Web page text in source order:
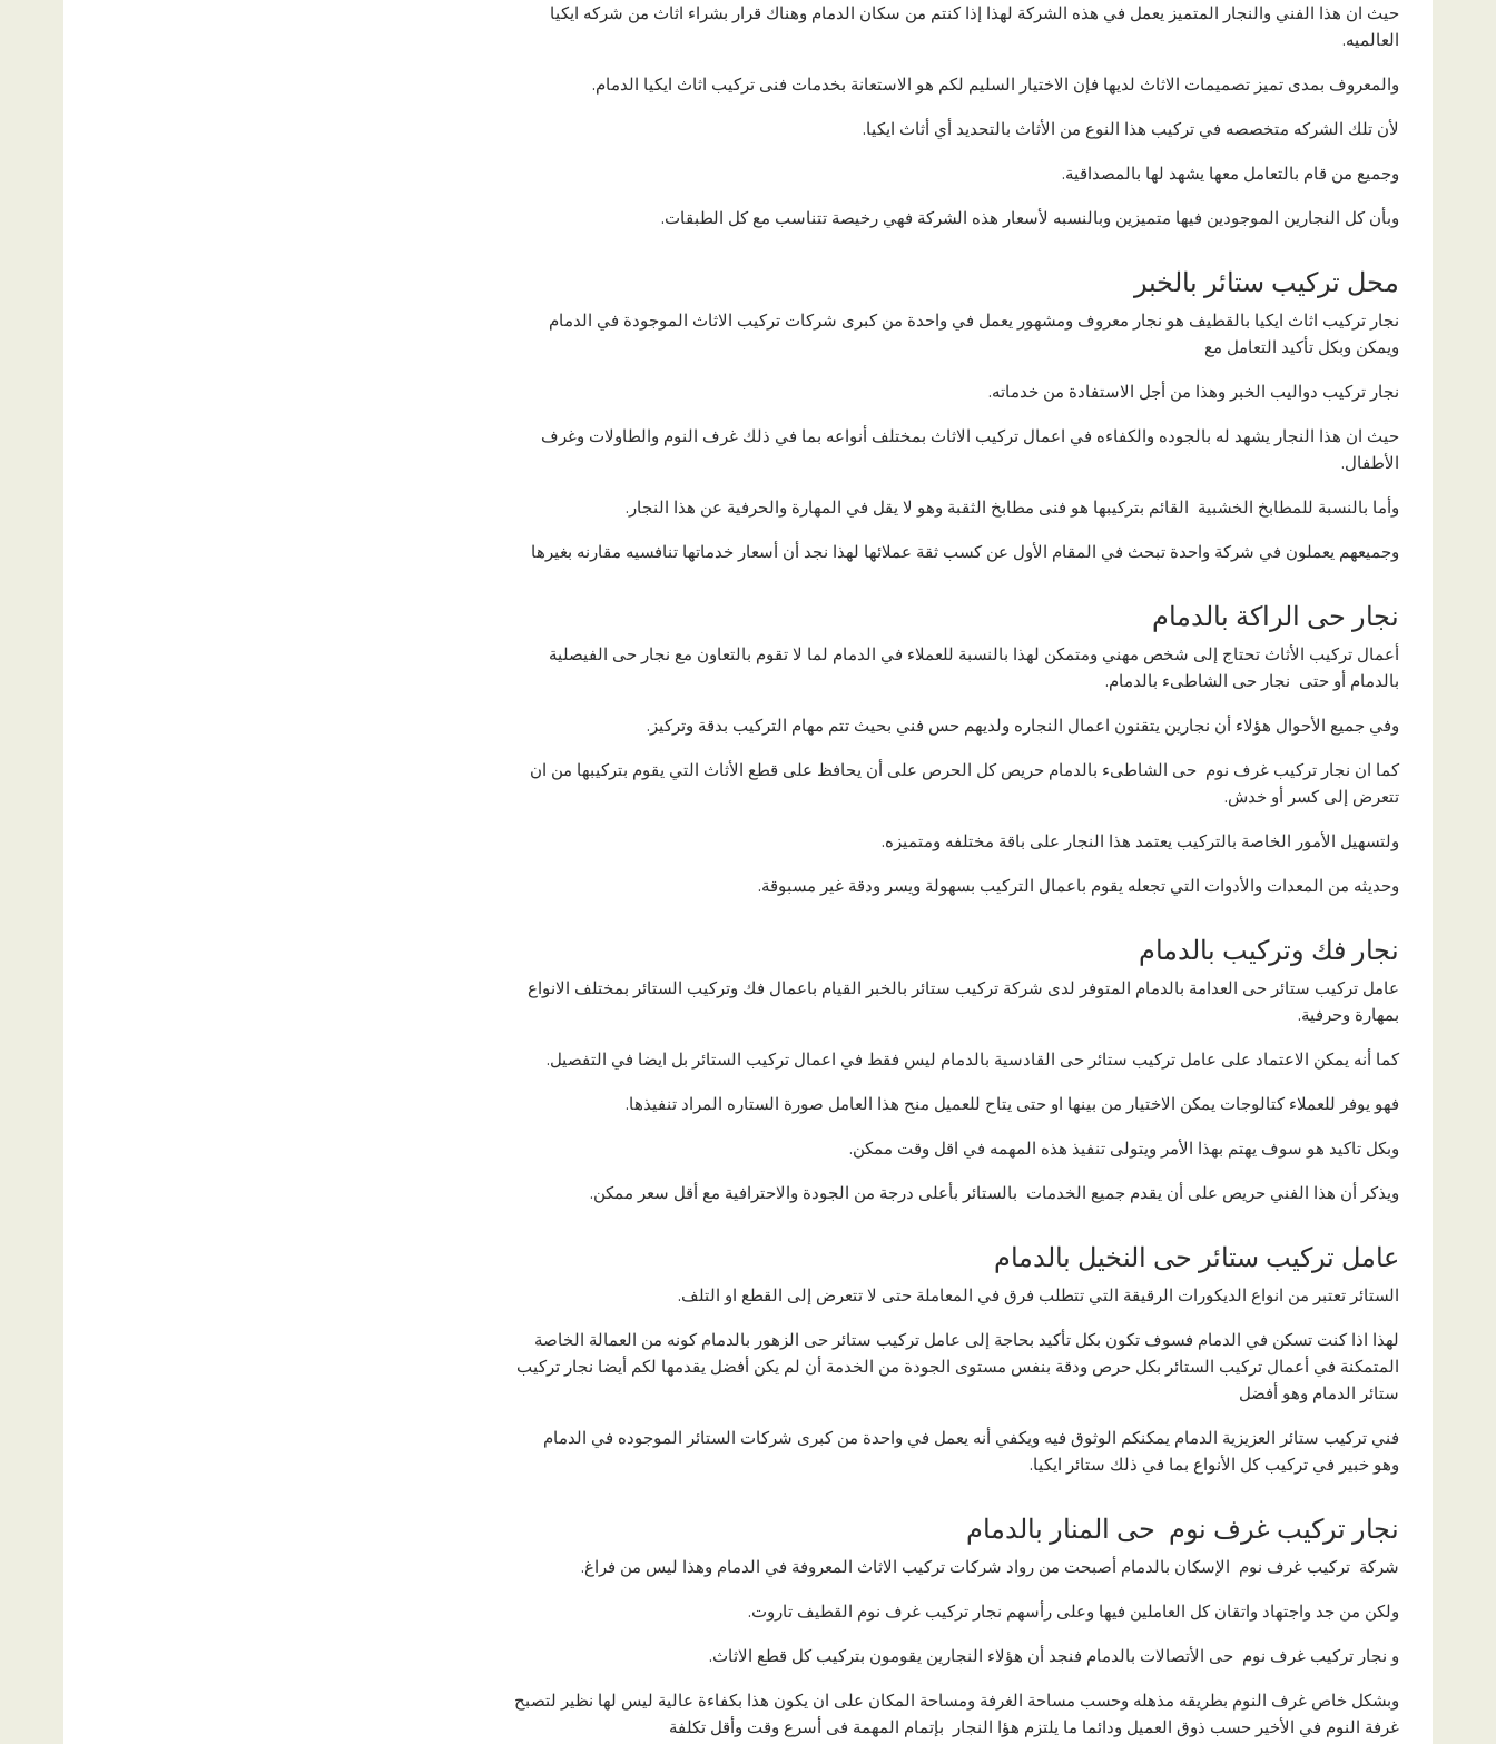
حيث ان هذا الفني والنجار المتميز يعمل في هذه الشركة لهذا إذا كنتم من سكان الدمام وهناك قرار بشراء اثاث من شركه ايكيا
العالميه.
والمعروف بمدى تميز تصميمات الاثاث لديها فإن الاختيار السليم لكم هو الاستعانة بخدمات فنى تركيب اثاث ايكيا الدمام.
لأن تلك الشركه متخصصه في تركيب هذا النوع من الأثاث بالتحديد أي أثاث ايكيا.
وجميع من قام بالتعامل معها يشهد لها بالمصداقية.
وبأن كل النجارين الموجودين فيها متميزين وبالنسبه لأسعار هذه الشركة فهي رخيصة تتناسب مع كل الطبقات.
محل تركيب ستائر بالخبر
نجار تركيب اثاث ايكيا بالقطيف هو نجار معروف ومشهور يعمل في واحدة من كبرى شركات تركيب الاثاث الموجودة في الدمام
ويمكن وبكل تأكيد التعامل مع
نجار تركيب دواليب الخبر وهذا من أجل الاستفادة من خدماته.
حيث ان هذا النجار يشهد له بالجوده والكفاءه في اعمال تركيب الاثاث بمختلف أنواعه بما في ذلك غرف النوم والطاولات وغرف
الأطفال.
وأما بالنسبة للمطابخ الخشبية القائم بتركيبها هو فنى مطابخ الثقبة وهو لا يقل في المهارة والحرفية عن هذا النجار.
وجميعهم يعملون في شركة واحدة تبحث في المقام الأول عن كسب ثقة عملائها لهذا نجد أن أسعار خدماتها تنافسيه مقارنه بغيرها
نجار حى الراكة بالدمام
أعمال تركيب الأثاث تحتاج إلى شخص مهني ومتمكن لهذا بالنسبة للعملاء في الدمام لما لا تقوم بالتعاون مع نجار حى الفيصلية
بالدمام أو حتى نجار حى الشاطىء بالدمام.
وفي جميع الأحوال هؤلاء أن نجارين يتقنون اعمال النجاره ولديهم حس فني بحيث تتم مهام التركيب بدقة وتركيز.
كما ان نجار تركيب غرف نوم حى الشاطىء بالدمام حريص كل الحرص على أن يحافظ على قطع الأثاث التي يقوم بتركيبها من ان
تتعرض إلى كسر أو خدش.
ولتسهيل الأمور الخاصة بالتركيب يعتمد هذا النجار على باقة مختلفه ومتميزه.
وحديثه من المعدات والأدوات التي تجعله يقوم باعمال التركيب بسهولة ويسر ودقة غير مسبوقة.
نجار فك وتركيب بالدمام
عامل تركيب ستائر حى العدامة بالدمام المتوفر لدى شركة تركيب ستائر بالخبر القيام باعمال فك وتركيب الستائر بمختلف الانواع
بمهارة وحرفية.
كما أنه يمكن الاعتماد على عامل تركيب ستائر حى القادسية بالدمام ليس فقط في اعمال تركيب الستائر بل ايضا في التفصيل.
فهو يوفر للعملاء كتالوجات يمكن الاختيار من بينها او حتى يتاح للعميل منح هذا العامل صورة الستاره المراد تنفيذها.
وبكل تاكيد هو سوف يهتم بهذا الأمر ويتولى تنفيذ هذه المهمه في اقل وقت ممكن.
ويذكر أن هذا الفني حريص على أن يقدم جميع الخدمات بالستائر بأعلى درجة من الجودة والاحترافية مع أقل سعر ممكن.
عامل تركيب ستائر حى النخيل بالدمام
الستائر تعتبر من انواع الديكورات الرقيقة التي تتطلب فرق في المعاملة حتى لا تتعرض إلى القطع او التلف.
لهذا اذا كنت تسكن في الدمام فسوف تكون بكل تأكيد بحاجة إلى عامل تركيب ستائر حى الزهور بالدمام كونه من العمالة الخاصة
المتمكنة في أعمال تركيب الستائر بكل حرص ودقة بنفس مستوى الجودة من الخدمة أن لم يكن أفضل يقدمها لكم أيضا نجار تركيب
ستائر الدمام وهو أفضل
فني تركيب ستائر العزيزية الدمام يمكنكم الوثوق فيه ويكفي أنه يعمل في واحدة من كبرى شركات الستائر الموجوده في الدمام
وهو خبير في تركيب كل الأنواع بما في ذلك ستائر ايكيا.
نجار تركيب غرف نوم حى المنار بالدمام
شركة تركيب غرف نوم الإسكان بالدمام أصبحت من رواد شركات تركيب الاثاث المعروفة في الدمام وهذا ليس من فراغ.
ولكن من جد واجتهاد واتقان كل العاملين فيها وعلى رأسهم نجار تركيب غرف نوم القطيف تاروت.
و نجار تركيب غرف نوم حى الأتصالات بالدمام فنجد أن هؤلاء النجارين يقومون بتركيب كل قطع الاثاث.
وبشكل خاص غرف النوم بطريقه مذهله وحسب مساحة الغرفة ومساحة المكان على ان يكون هذا بكفاءة عالية ليس لها نظير لتصبح
غرفة النوم في الأخير حسب ذوق العميل ودائما ما يلتزم هؤا النجار بإتمام المهمة فى أسرع وقت وأقل تكلفة